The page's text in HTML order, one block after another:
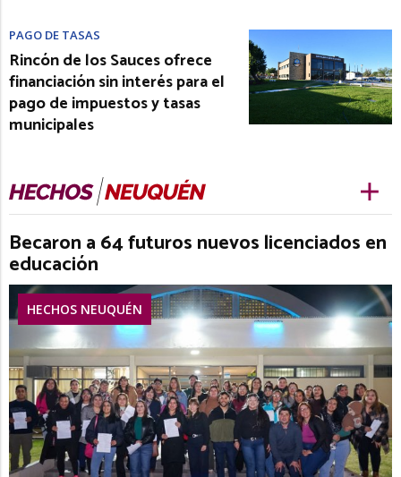
PAGO DE TASAS
Rincón de los Sauces ofrece
financiación sin interés para el
pago de impuestos y tasas
municipales
Becaron a 64 futuros nuevos licenciados en
educación
HECHOS NEUQUÉN